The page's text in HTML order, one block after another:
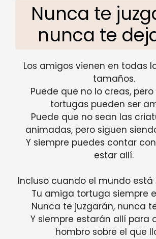
Nunca te
nunca te
Los amigos vienen en todas
tamaños.
Puede que no lo creas,
tortugas pueden ser
Puede que no sean las
animadas, pero siguen
Y siempre puedes contar
estar allí.
Incluso cuando el mundo
Tu amiga tortuga siempre
Nunca te juzgarán, nunca
Y siempre estarán allí para
hombro sobre el que